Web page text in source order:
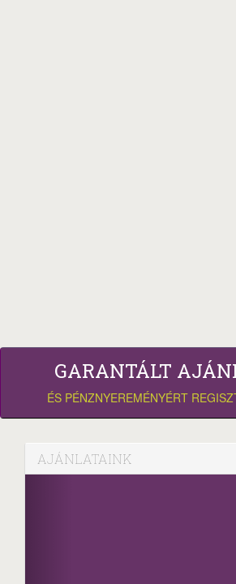
GARANTÁLT
ÉS PÉNZNYEREMÉNYÉRT
AJÁNLATAINK